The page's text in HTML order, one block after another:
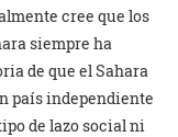
cree que los
siempre ha
de que el Sahara
país independiente
de lazo social ni